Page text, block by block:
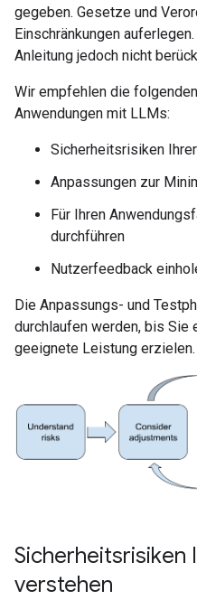
gegeben. Gesetze und
Einschränkungen
Anleitung jedoch nicht
Wir empfehlen die
Anwendungen mit LLMs:
Sicherheitsrisiken
Anpassungen zur
Für Ihren
durchführen
Nutzerfeedback
Die Anpassungs- und
durchlaufen werden, bis Sie
geeignete Leistung erzielen.
Sicherheitsrisiken
verstehen